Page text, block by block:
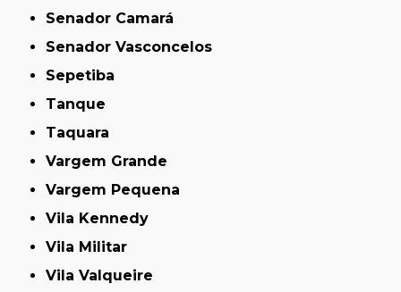
Senador Camará
Senador Vasconcelos
Sepetiba
Tanque
Taquara
Vargem Grande
Vargem Pequena
Vila Kennedy
Vila Militar
Vila Valqueire